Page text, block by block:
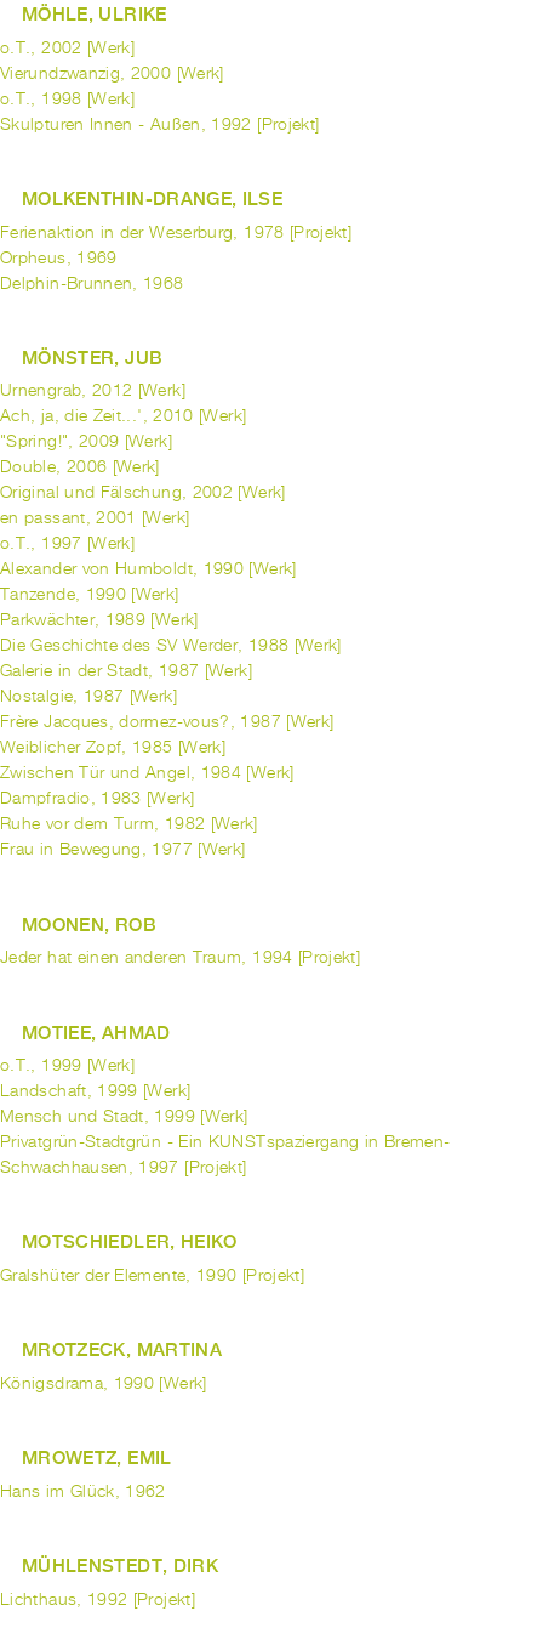
MÖHLE, ULRIKE
o.T., 2002 [Werk]
Vierundzwanzig, 2000 [Werk]
o.T., 1998 [Werk]
Skulpturen Innen - Außen, 1992 [Projekt]
MOLKENTHIN-DRANGE, ILSE
Ferienaktion in der Weserburg, 1978 [Projekt]
Orpheus, 1969
Delphin-Brunnen, 1968
MÖNSTER, JUB
Urnengrab, 2012 [Werk]
Ach, ja, die Zeit...', 2010 [Werk]
"Spring!", 2009 [Werk]
Double, 2006 [Werk]
Original und Fälschung, 2002 [Werk]
en passant, 2001 [Werk]
o.T., 1997 [Werk]
Alexander von Humboldt, 1990 [Werk]
Tanzende, 1990 [Werk]
Parkwächter, 1989 [Werk]
Die Geschichte des SV Werder, 1988 [Werk]
Galerie in der Stadt, 1987 [Werk]
Nostalgie, 1987 [Werk]
Frère Jacques, dormez-vous?, 1987 [Werk]
Weiblicher Zopf, 1985 [Werk]
Zwischen Tür und Angel, 1984 [Werk]
Dampfradio, 1983 [Werk]
Ruhe vor dem Turm, 1982 [Werk]
Frau in Bewegung, 1977 [Werk]
MOONEN, ROB
Jeder hat einen anderen Traum, 1994 [Projekt]
MOTIEE, AHMAD
o.T., 1999 [Werk]
Landschaft, 1999 [Werk]
Mensch und Stadt, 1999 [Werk]
Privatgrün-Stadtgrün - Ein KUNSTspaziergang in Bremen-
Schwachhausen, 1997 [Projekt]
MOTSCHIEDLER, HEIKO
Gralshüter der Elemente, 1990 [Projekt]
MROTZECK, MARTINA
Königsdrama, 1990 [Werk]
MROWETZ, EMIL
Hans im Glück, 1962
MÜHLENSTEDT, DIRK
Lichthaus, 1992 [Projekt]